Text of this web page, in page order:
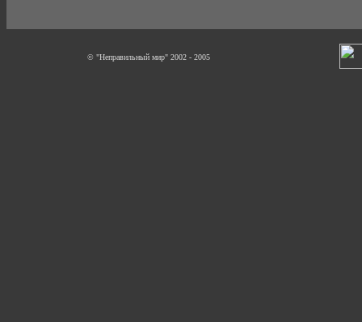
© "Неправильный мир" 2002 - 2005